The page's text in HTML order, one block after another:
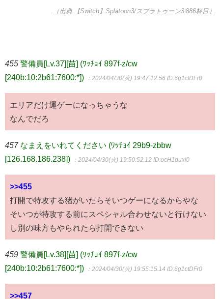
（出典 【Switch】Splatoon3/スプラトゥーン3 886杯目）
455 警備員[Lv.37][苗] (ﾜｯﾁｮｲ 897f-z/cw
[240b:10:2b61:7600:*])
：2024/04/30(火) 19:47:12.56 ID:6g1ctDFr0
エリアだけ運ゲーになっちゃうな
なんでだろ
457 なまえをいれてください (ﾜｯﾁｮｲ 29b9-zbbw
[126.168.186.238])
：2024/04/30(火) 19:50:52.12 ID:ocH1duxi0
>>455
打開で特攻する猪がいたらそいつゲーになるからやな
そいつが特攻する前にスペシャル合わせないと行けない
し別の味方もやられたら打開できない
459 警備員[Lv.38][苗] (ﾜｯﾁｮｲ 897f-z/cw
[240b:10:2b61:7600:*])
：2024/04/30(火) 19:55:15.14 ID:6g1ctDFr0
>>457